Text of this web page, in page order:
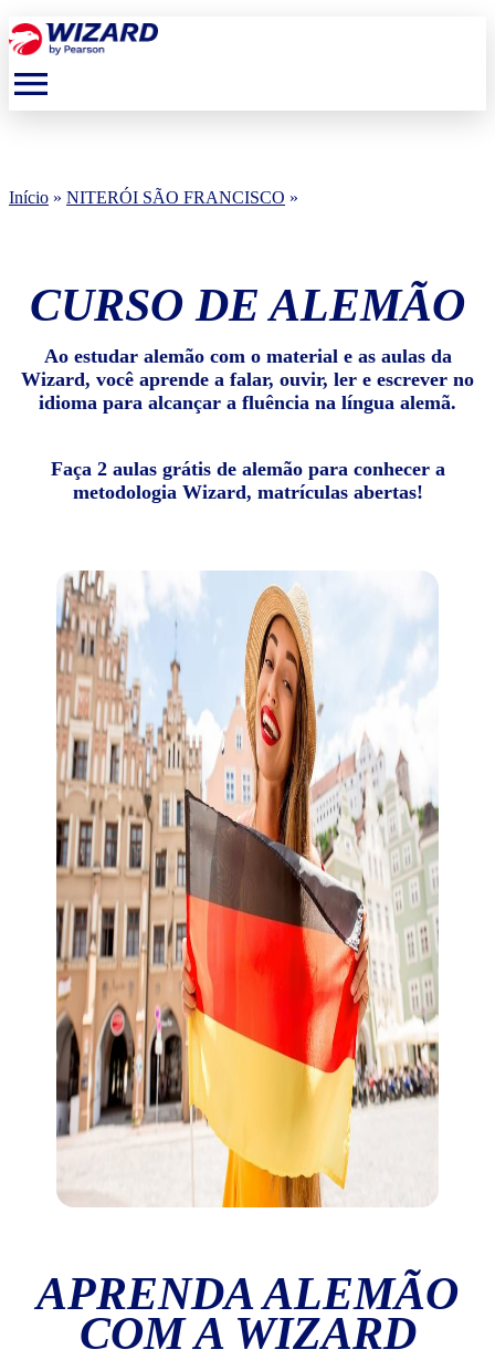
menu
Início » NITERÓI SÃO FRANCISCO »
CURSO DE ALEMÃO
Ao estudar alemão com o material e as aulas da
Wizard, você aprende a falar, ouvir, ler e escrever no
idioma para alcançar a fluência na língua alemã.
Faça 2 aulas grátis de alemão para conhecer a
metodologia Wizard, matrículas abertas!
APRENDA ALEMÃO
COM A WIZARD